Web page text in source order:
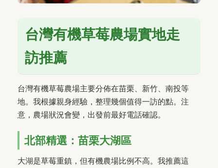
台灣有機草莓農場實地走
訪推薦
台灣有機草莓農場主要分佈在苗栗、新竹、南投等
地。我根據親身經驗，整理幾個值得一訪的點。注
意，農場狀況會變，出發前最好電話確認。
北部精選：苗栗大湖區
大湖是草莓重鎮，但有機農場比例不高。我推薦這